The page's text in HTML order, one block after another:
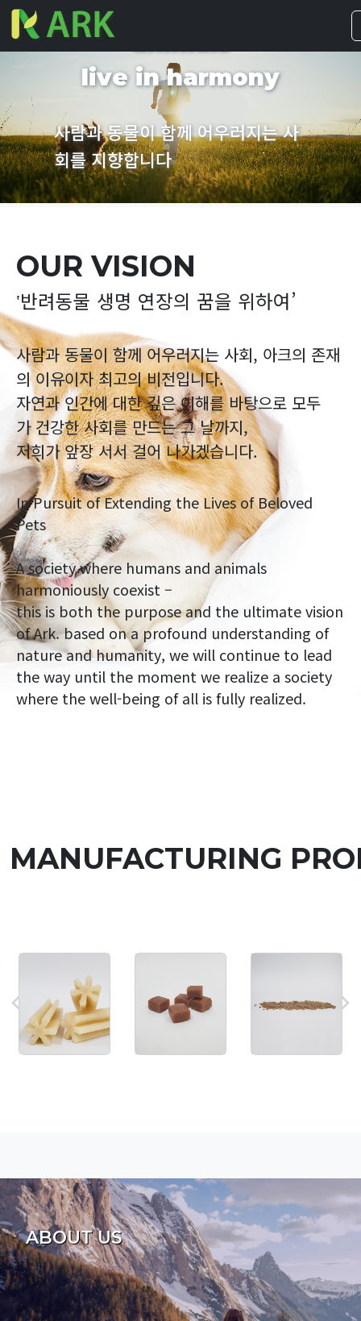
where people and
live in harmony
사람과 동물이 함께 어우러지는 사
회를 지향합니다
OUR VISION
‛반려동물 생명 연장의 꿈을 위하여’
사람과 동물이 함께 어우러지는 사회, 아크의 존재
의 이유이자 최고의 비전입니다.
자연과 인간에 대한 깊은 이해를 바탕으로 모두
가 건강한 사회를 만드는 그 날까지,
저희가 앞장 서서 걸어 나가겠습니다.
In Pursuit of Extending the Lives of Beloved
Pets
A society where humans and animals
harmoniously coexist –
this is both the purpose and the ultimate vision
of Ark. based on a profound understanding of
nature and humanity, we will continue to lead
the way until the moment we realize a society
where the well-being of all is fully realized.
MANUFACTURING
ABOUT US